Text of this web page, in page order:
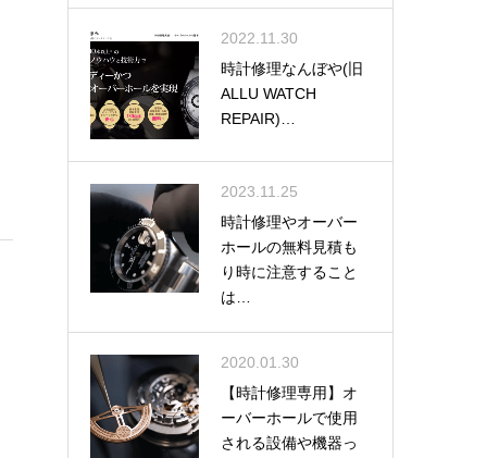
2022.11.30
時計修理なんぼや(旧
ALLU WATCH
REPAIR)…
2023.11.25
時計修理やオーバー
ホールの無料見積も
り時に注意すること
は…
2020.01.30
【時計修理専用】オ
ーバーホールで使用
される設備や機器っ